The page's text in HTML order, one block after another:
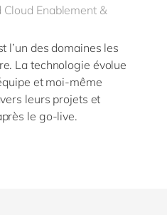
Enablement &
l’un des domaines les
La technologie évolue
et moi-même
leurs projets et
le go-live.